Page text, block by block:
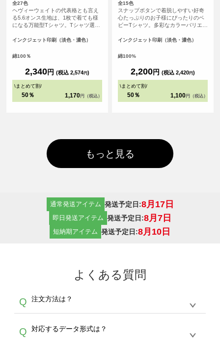
全27色
ヘヴィーウェイトの代表格とも言え
る5.6オンス生地は、1枚で着ても様
になる万能型Tシャツ。Tシャツ選び
い」「透けない」「長持ちする」と
インクジェット印刷（淡色・濃色）
綿100％
2,340円 (税込 2,574円)
\まとめて割/
50％ 1,170 円（税込）
全15色
スナップボタンで着脱しやすい好奇
心たっぷりのお子様にぴったりのベ
ビーTシャツ。多彩なカラーバリエー
ジナルTシャツが作れます♪
インクジェット印刷（淡色・濃色）
綿100%
2,200円 (税込 2,420円)
\まとめて割/
50％ 1,100 円（税込）
もっと見る
通常発送アイテム 発送予定日:8月17日
即日発送アイテム 発送予定日:8月7日
短納期アイテム 発送予定日:8月10日
よくある質問
Q 注文方法は？
A
生産にて承っております。デザインツールから
Q 対応するデータ形式は？